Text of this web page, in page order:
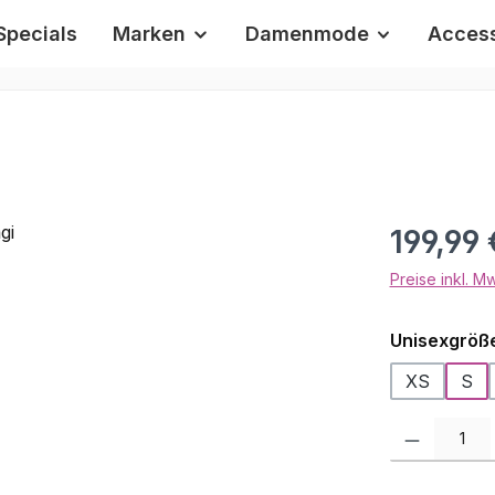
Marken Damenmode
Regulärer
199,99
Preise inkl.
XS
S
Produkt